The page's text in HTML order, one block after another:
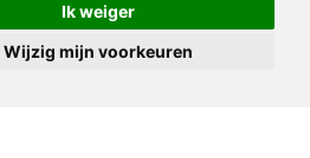
Ik weiger
Wijzig mijn voorkeuren
van Albert Hahn Jr